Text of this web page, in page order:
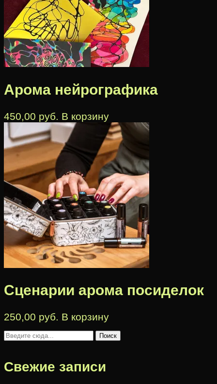
Арома нейрографика
450,00 руб. В корзину
Сценарии арома посиделок
250,00 руб. В корзину
Свежие записи